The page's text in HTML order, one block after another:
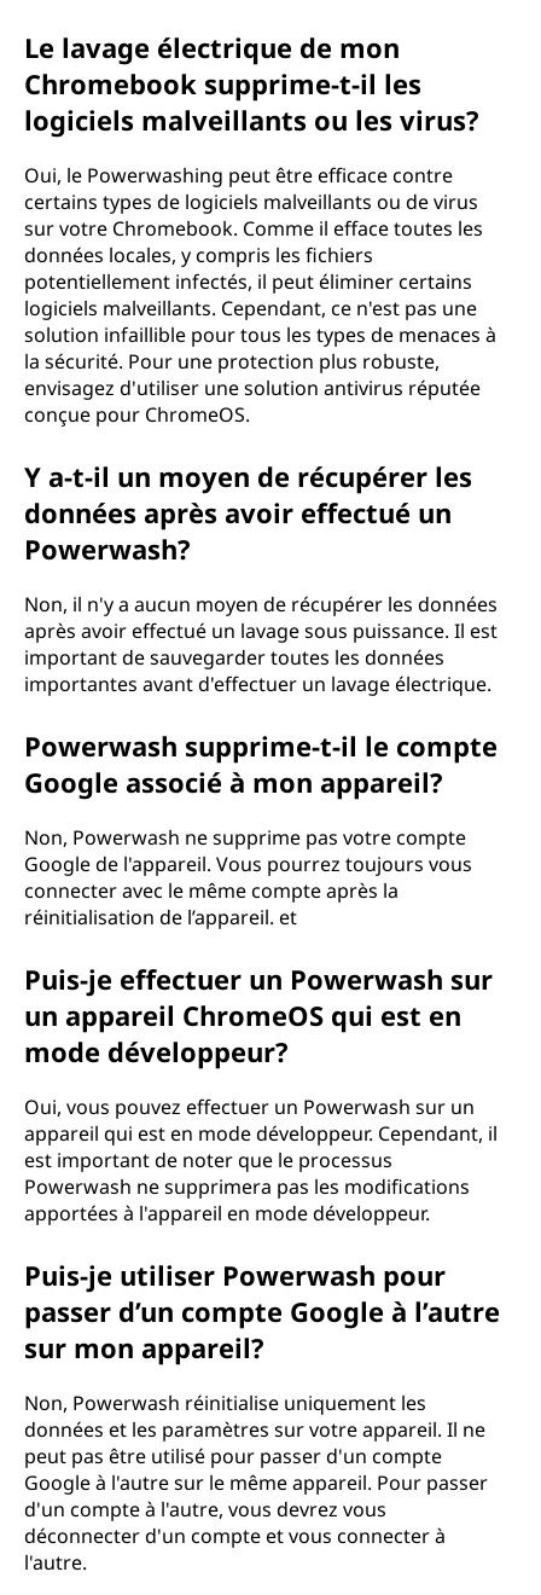
Le lavage électrique de mon
Chromebook supprime-t-il les
logiciels malveillants ou les virus?
Oui, le Powerwashing peut être efficace contre
certains types de logiciels malveillants ou de virus
sur votre Chromebook. Comme il efface toutes les
données locales, y compris les fichiers
potentiellement infectés, il peut éliminer certains
logiciels malveillants. Cependant, ce n'est pas une
solution infaillible pour tous les types de menaces à
la sécurité. Pour une protection plus robuste,
envisagez d'utiliser une solution antivirus réputée
conçue pour ChromeOS.
Y a-t-il un moyen de récupérer les
données après avoir effectué un
Powerwash?
Non, il n'y a aucun moyen de récupérer les données
après avoir effectué un lavage sous puissance. Il est
important de sauvegarder toutes les données
importantes avant d'effectuer un lavage électrique.
Powerwash supprime-t-il le compte
Google associé à mon appareil?
Non, Powerwash ne supprime pas votre compte
Google de l'appareil. Vous pourrez toujours vous
connecter avec le même compte après la
réinitialisation de l’appareil. et
Puis-je effectuer un Powerwash sur
un appareil ChromeOS qui est en
mode développeur?
Oui, vous pouvez effectuer un Powerwash sur un
appareil qui est en mode développeur. Cependant, il
est important de noter que le processus
Powerwash ne supprimera pas les modifications
apportées à l'appareil en mode développeur.
Puis-je utiliser Powerwash pour
passer d’un compte Google à l’autre
sur mon appareil?
Non, Powerwash réinitialise uniquement les
données et les paramètres sur votre appareil. Il ne
peut pas être utilisé pour passer d'un compte
Google à l'autre sur le même appareil. Pour passer
d'un compte à l'autre, vous devrez vous
déconnecter d'un compte et vous connecter à
l'autre.